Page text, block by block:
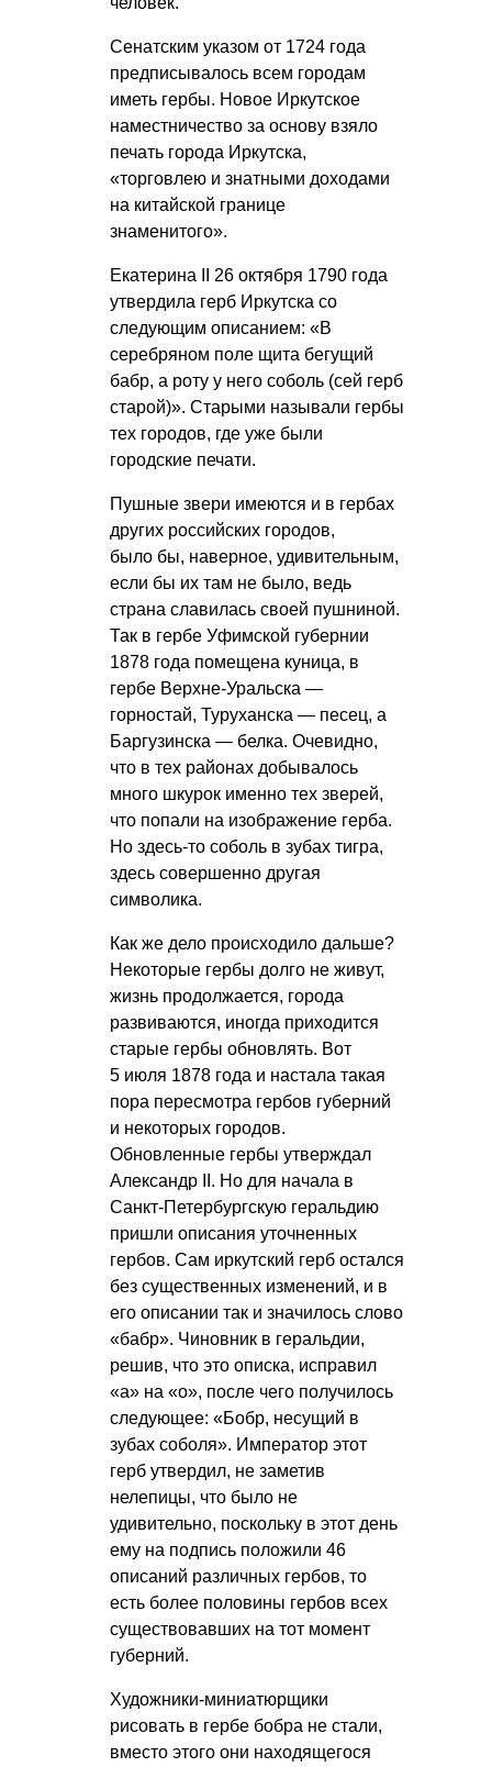
Сенатским указом от 1724 года
предписывалось всем городам
иметь гербы. Новое Иркутское
наместничество за основу взяло
печать города Иркутска,
«торговлею и знатными доходами
на китайской границе
знаменитого».
Екатерина II 26 октября 1790 года
утвердила герб Иркутска со
следующим описанием: «В
серебряном поле щита бегущий
бабр, а роту у него соболь (сей герб
старой)». Старыми называли гербы
тех городов, где уже были
городские печати.
Пушные звери имеются и в гербах
других российских городов,
было бы, наверное, удивительным,
если бы их там не было, ведь
страна славилась своей пушниной.
Так в гербе Уфимской губернии
1878 года помещена куница, в
гербе Верхне-Уральска —
горностай, Туруханска — песец, а
Баргузинска — белка. Очевидно,
что в тех районах добывалось
много шкурок именно тех зверей,
что попали на изображение герба.
Но здесь-то соболь в зубах тигра,
здесь совершенно другая
символика.
Как же дело происходило дальше?
Некоторые гербы долго не живут,
жизнь продолжается, города
развиваются, иногда приходится
старые гербы обновлять. Вот
5 июля 1878 года и настала такая
пора пересмотра гербов губерний
и некоторых городов.
Обновленные гербы утверждал
Александр II. Но для начала в
Санкт-Петербургскую геральдию
пришли описания уточненных
гербов. Сам иркутский герб остался
без существенных изменений, и в
его описании так и значилось слово
«бабр». Чиновник в геральдии,
решив, что это описка, исправил
«а» на «о», после чего получилось
следующее: «Бобр, несущий в
зубах соболя». Император этот
герб утвердил, не заметив
нелепицы, что было не
удивительно, поскольку в этот день
ему на подпись положили 46
описаний различных гербов, то
есть более половины гербов всех
существовавших на тот момент
губерний.
Художники-миниатюрщики
рисовать в гербе бобра не стали,
вместо этого они находящегося